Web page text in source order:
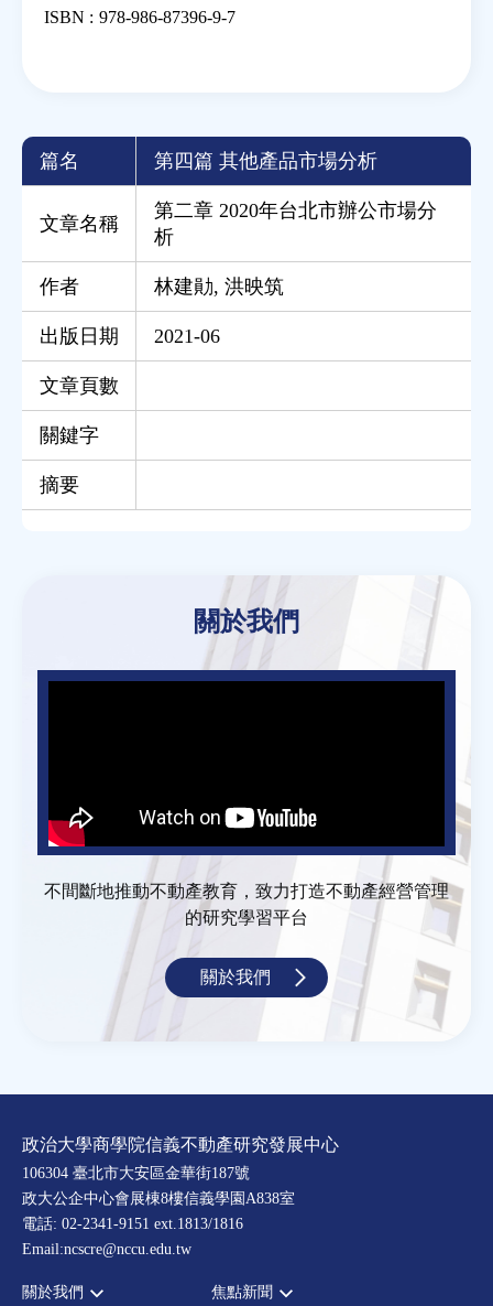
ISBN : 978-986-87396-9-7
篇名 第四篇 其他產品市場分析
文章名稱
第二章 2020年台北市辦公市場分
析
作者 林建勛,洪映筑
出版日期 2021-06
文章頁數
關鍵字
摘要
關於我們
不間斷地推動不動產教育，致力打造不動產經營管理
的研究學習平台
關於我們
政治大學商學院信義不動產研究發展中心
106304 臺北市大安區金華街187號
政大公企中心會展棟8樓信義學園A838室
電話: 02-2341-9151 ext.1813/1816
Email:ncscre@nccu.edu.tw
關於我們 焦點新聞